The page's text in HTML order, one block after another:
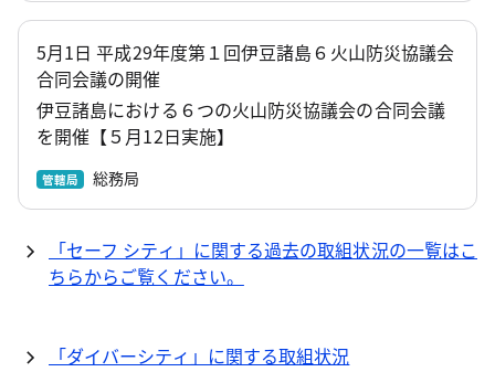
5月1日 平成29年度第１回伊豆諸島６火山防災協議会
合同会議の開催
伊豆諸島における６つの火山防災協議会の合同会議
を開催【５月12日実施】
管轄局 総務局
「セーフ シティ」に関する過去の取組状況の一覧はこ
ちらからご覧ください。
「ダイバーシティ」に関する取組状況